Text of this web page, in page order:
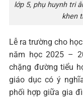
lớp 5, phụ huynh tri
khen
Lễ ra trường cho
năm học 2025 –
chặng đường tiểu
giáo dục có ý
phối hợp giữa gia